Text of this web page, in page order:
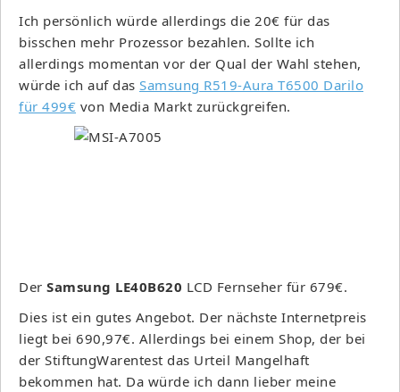
Ich persönlich würde allerdings die 20€ für das
bisschen mehr Prozessor bezahlen. Sollte ich
allerdings momentan vor der Qual der Wahl stehen,
würde ich auf das Samsung R519-Aura T6500 Darilo
für 499€ von Media Markt zurückgreifen.
Der Samsung LE40B620 LCD Fernseher für 679€.
Dies ist ein gutes Angebot. Der nächste Internetpreis
liegt bei 690,97€. Allerdings bei einem Shop, der bei
der StiftungWarentest das Urteil Mangelhaft
bekommen hat. Da würde ich dann lieber meine